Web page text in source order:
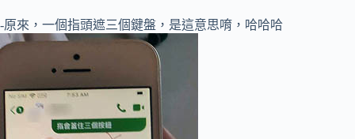
-原來，一個指頭遮三個鍵盤，是這意思唷，哈哈哈